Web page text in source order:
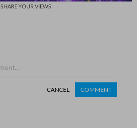
SHARE YOUR VIEWS
CANCEL COMMENT